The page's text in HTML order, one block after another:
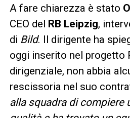
A fare chiarezza è stato
CEO del
RB Leipzig,
di Bild. Il dirigente ha
oggi inserito nel progetto
dirigenziale, non abbia
rescissoria nel suo
alla squadra di compiere